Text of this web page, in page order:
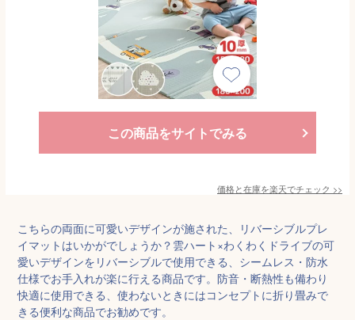
この商品をサイトでみる
価格と在庫を楽天でチェック >>
こちらの両面に可愛いデザインが施された、リバーシブルプレ
イマットはいかがでしょうか？雲ハート×わくわくドライブの可
愛いデザインをリバーシブルで使用できる、シームレス・防水
仕様でお手入れが楽に行える商品です。防音・断熱性も備わり
快適に使用できる、使わないときにはコンセプトに折り畳みで
きる便利な商品でお勧めです。